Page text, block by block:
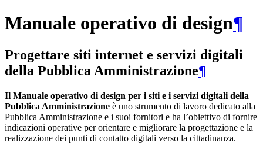
Manuale operativo di design¶
Progettare siti internet e servizi digitali
della Pubblica Amministrazione¶
Il Manuale operativo di design per i siti e i servizi digitali della
Pubblica Amministrazione è uno strumento di lavoro dedicato alla
Pubblica Amministrazione e i suoi fornitori e ha l’obiettivo di fornire
indicazioni operative per orientare e migliorare la progettazione e la
realizzazione dei punti di contatto digitali verso la cittadinanza.